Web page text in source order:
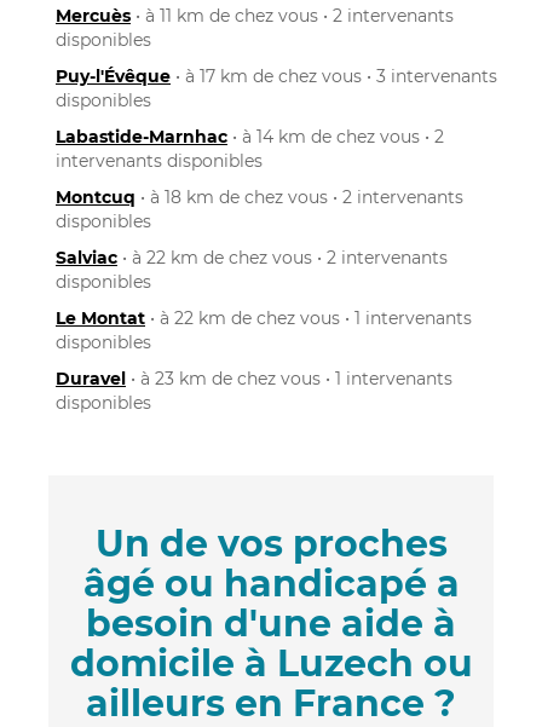
Mercuès • à 11 km de chez vous • 2 intervenants
disponibles
Puy-l'Évêque • à 17 km de chez vous • 3 intervenants
disponibles
Labastide-Marnhac • à 14 km de chez vous • 2
intervenants disponibles
Montcuq • à 18 km de chez vous • 2 intervenants
disponibles
Salviac • à 22 km de chez vous • 2 intervenants
disponibles
Le Montat • à 22 km de chez vous • 1 intervenants
disponibles
Duravel • à 23 km de chez vous • 1 intervenants
disponibles
Un de vos proches
âgé ou handicapé a
besoin d'une aide à
domicile à Luzech ou
ailleurs en France ?